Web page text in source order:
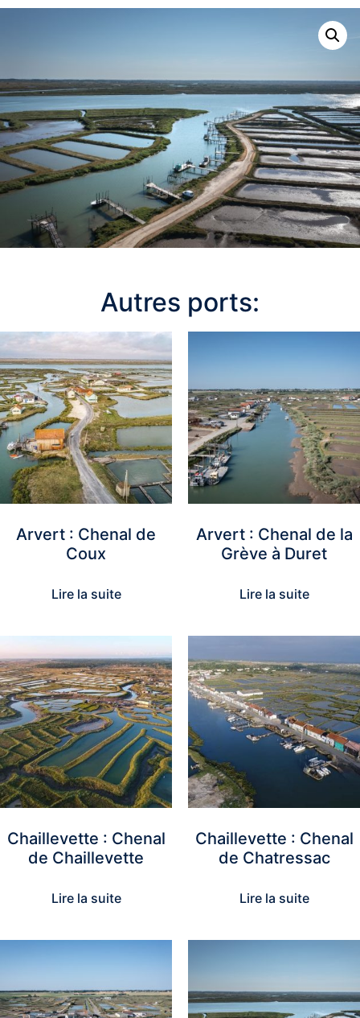
Autres ports:
Arvert : Chenal de
Coux
Lire la suite
Arvert : Chenal de la
Grève à Duret
Lire la suite
Chaillevette : Chenal
de Chaillevette
Lire la suite
Chaillevette : Chenal
de Chatressac
Lire la suite